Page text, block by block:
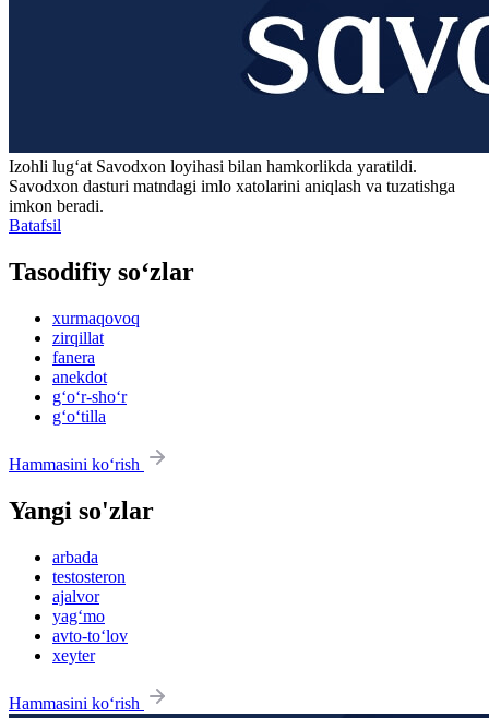
Izohli lugʻat Savodxon loyihasi bilan hamkorlikda yaratildi.
Savodxon dasturi matndagi imlo xatolarini aniqlash va tuzatishga
imkon beradi.
Batafsil
Tasodifiy so‘zlar
xurmaqovoq
zirqillat
fanera
anekdot
g‘o‘r-sho‘r
g‘o‘tilla
Hammasini ko‘rish
Yangi so'zlar
arbada
testosteron
ajalvor
yag‘mo
avto-to‘lov
xeyter
Hammasini ko‘rish